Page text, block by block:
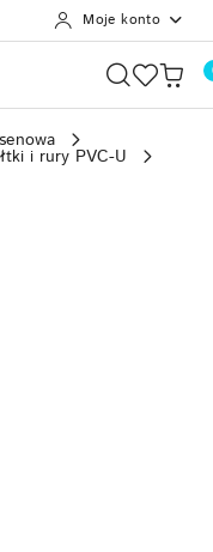
Moje konto
i rury PVC-U